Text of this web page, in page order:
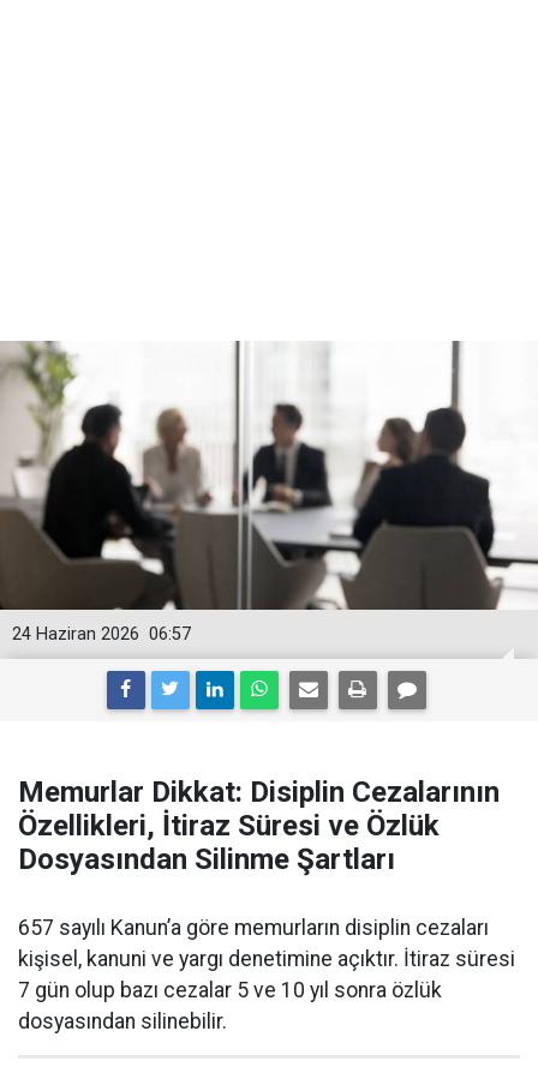
06:57
24 Haziran 2026
Memurlar Dikkat: Disiplin Cezalarının
Özellikleri, İtiraz Süresi ve Özlük
Dosyasından Silinme Şartları
657 sayılı Kanun’a göre memurların disiplin cezaları
kişisel, kanuni ve yargı denetimine açıktır. İtiraz süresi
7 gün olup bazı cezalar 5 ve 10 yıl sonra özlük
dosyasından silinebilir.